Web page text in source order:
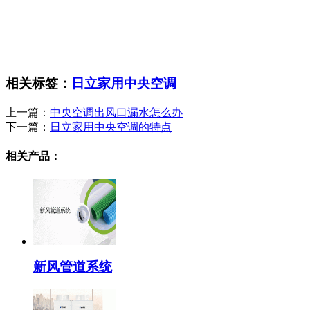
相关标签： 日立家用中央空调
上一篇： 中央空调出风口漏水怎么办
下一篇： 日立家用中央空调的特点
相关产品：
新风管道系统